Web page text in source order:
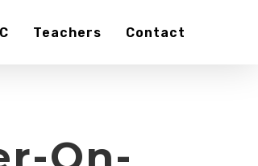
Teachers Contact